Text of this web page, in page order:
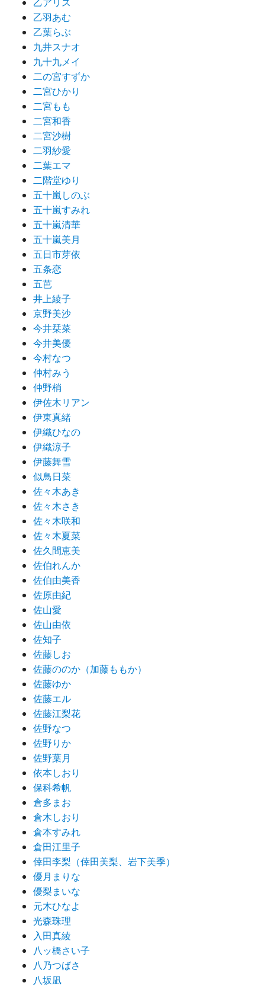
乙羽あむ
乙葉らぶ
九井スナオ
九十九メイ
二の宮すずか
二宮ひかり
二宮もも
二宮和香
二宮沙樹
二羽紗愛
二葉エマ
二階堂ゆり
五十嵐しのぶ
五十嵐すみれ
五十嵐清華
五十嵐美月
五日市芽依
五条恋
五芭
井上綾子
京野美沙
今井栞菜
今井美優
今村なつ
仲村みう
仲野梢
伊佐木リアン
伊東真緒
伊織ひなの
伊織涼子
伊藤舞雪
似鳥日菜
佐々木あき
佐々木さき
佐々木咲和
佐々木夏菜
佐久間恵美
佐伯れんか
佐伯由美香
佐原由紀
佐山愛
佐山由依
佐知子
佐藤しお
佐藤ののか（加藤ももか）
佐藤ゆか
佐藤エル
佐藤江梨花
佐野なつ
佐野りか
佐野葉月
依本しおり
保科希帆
倉多まお
倉木しおり
倉本すみれ
倉田江里子
倖田李梨（倖田美梨、岩下美季）
優月まりな
優梨まいな
元木ひなよ
光森珠理
入田真綾
八ッ橋さい子
八乃つばさ
八坂凪